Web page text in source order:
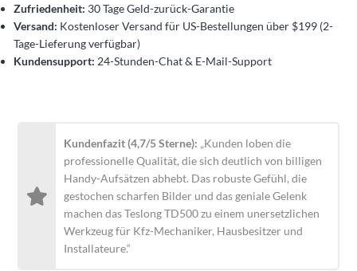
Zufriedenheit: 30 Tage Geld-zurück-Garantie
Versand: Kostenloser Versand für US-Bestellungen über $199 (2-
Tage-Lieferung verfügbar)
Kundensupport: 24-Stunden-Chat & E-Mail-Support
Kundenfazit (4,7/5 Sterne): „Kunden loben die
professionelle Qualität, die sich deutlich von billigen
Handy-Aufsätzen abhebt. Das robuste Gefühl, die
gestochen scharfen Bilder und das geniale Gelenk
machen das Teslong TD500 zu einem unersetzlichen
Werkzeug für Kfz-Mechaniker, Hausbesitzer und
Installateure.“